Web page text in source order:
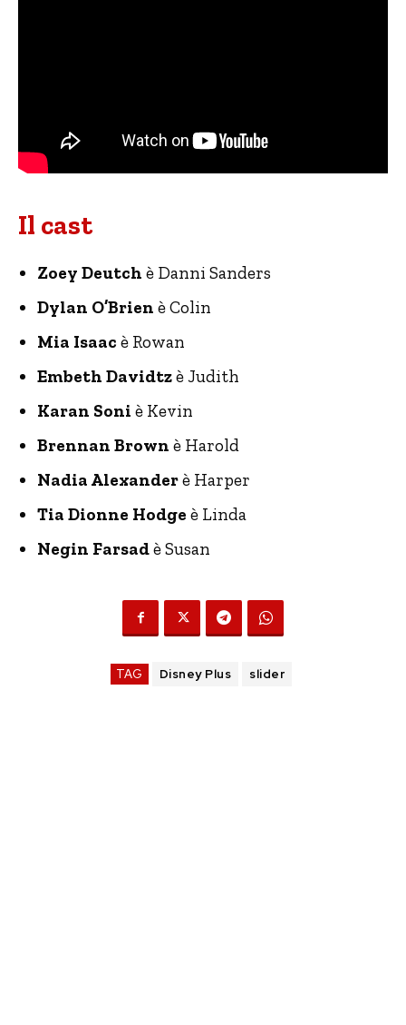
Il cast
Zoey Deutch è Danni Sanders
Dylan O’Brien è Colin
Mia Isaac è Rowan
Embeth Davidtzè Judith
Karan Soni è Kevin
Brennan Brown è Harold
Nadia Alexanderè Harper
Tia Dionne Hodge è Linda
Negin Farsadè Susan
TAG Disney Plus slider